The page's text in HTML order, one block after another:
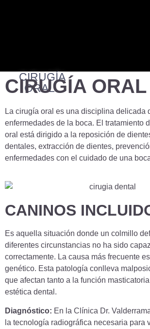
CIRUGÍA
ORAL
CIRUGÍA ORAL
La cirugía oral es una disciplina delicada
enfermedades de la boca. El tratamiento
oral está dirigido a la reposición de
dentales, extracción de dientes,
enfermedades con el cuidado de una
CANINOS
Es aquella situación donde un colmillo
diferentes circunstancias no ha sido
correctamente. La causa más frecuente
genético. Esta patología conlleva
que afectan tanto a la función
estética dental.
Diagnóstico: En la Clínica Dr.
la tecnología radiográfica necesaria para